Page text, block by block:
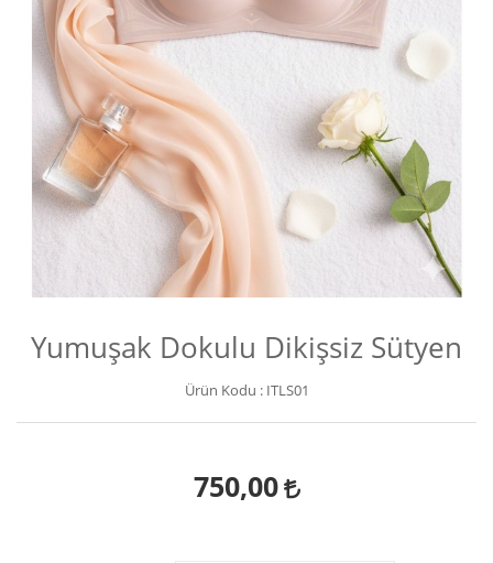
Yumuşak Dokulu Dikişsiz Sütyen
Ürün Kodu : ITLS01
750,00